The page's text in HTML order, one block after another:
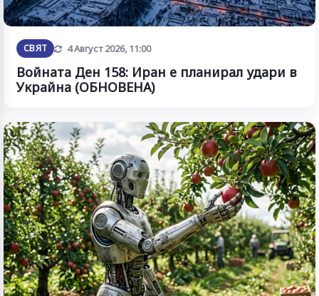
СВЯТ Обновена
4 Август 2026, 11:00
Войната Ден 158: Иран е планирал удари в
Украйна (ОБНОВЕНА)